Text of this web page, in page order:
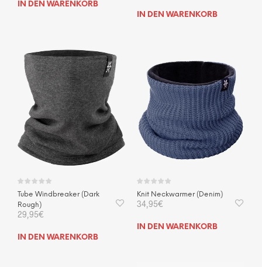
IN DEN WARENKORB
IN DEN WARENKORB
Tube Windbreaker (Dark
Rough)
29,95€
IN DEN WARENKORB
Knit Neckwarmer (Denim)
34,95€
IN DEN WARENKORB